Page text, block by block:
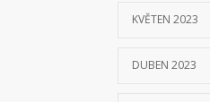
KVĚTEN 2023
DUBEN 2023